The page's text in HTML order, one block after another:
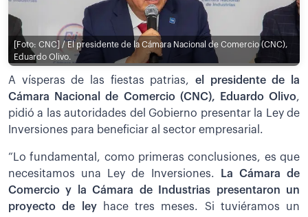
[Foto: CNC] / El presidente de la Cámara Nacional de Comercio (CNC),
Eduardo Olivo.
A vísperas de las fiestas patrias, el presidente de la
Cámara Nacional de Comercio (CNC), Eduardo Olivo,
pidió a las autoridades del Gobierno presentar la Ley de
Inversiones para beneficiar al sector empresarial.
“Lo fundamental, como primeras conclusiones, es que
necesitamos una Ley de Inversiones.
La Cámara de
Comercio y la Cámara de Industrias presentaron un
proyecto de leyhace tres meses. Si tuviéramos un